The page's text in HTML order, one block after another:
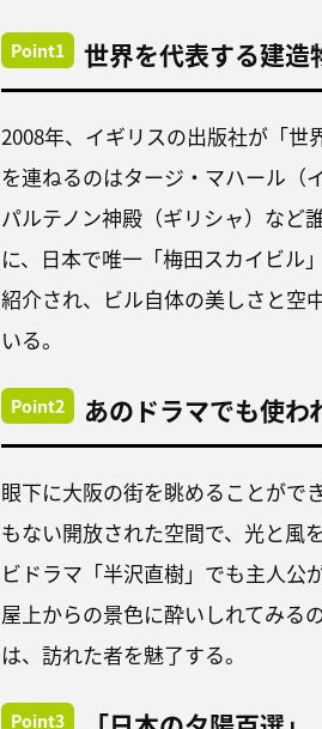
Point1 世界を代表する建造
2008年、イギリスの出版社が「世
を連ねるのはタージ・マハール（
パルテノン神殿（ギリシャ）など
に、日本で唯一「梅田スカイビル
紹介され、ビル自体の美しさと空
いる。
Point2 あのドラマでも使わ
眼下に大阪の街を眺めることがで
もない開放された空間で、光と風
ビドラマ「半沢直樹」でも主人公
屋上からの景色に酔いしれてみる
は、訪れた者を魅了する。
Point3